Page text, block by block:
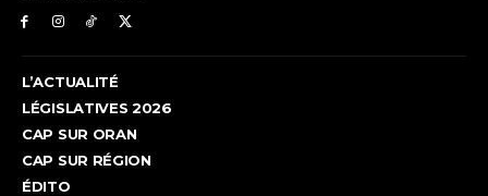
L’ACTUALITÉ
LÉGISLATIVES 2026
CAP SUR ORAN
CAP SUR RÉGION
ÉDITO